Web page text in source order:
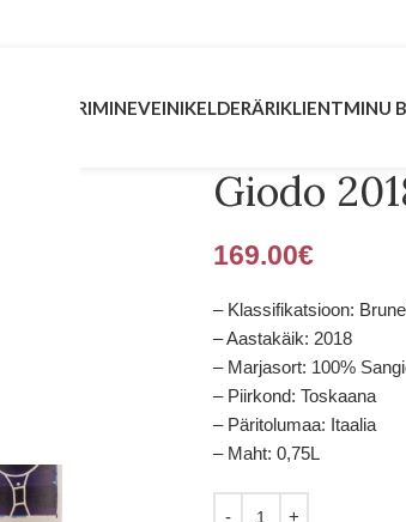
INVESTEERIMINEVEINIKELDERÄRIKLIENTMINU
Giodo
169.00€
– Klassifikatsioon:
– Aastakäik: 2018
– Marjasort: 100%
– Piirkond: Toskaana
– Päritolumaa: Itaalia
– Maht: 0,75L